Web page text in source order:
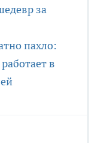
за
пахло:
в